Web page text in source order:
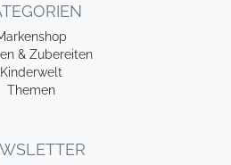
& Zubereiten
Kinderwelt
Themen